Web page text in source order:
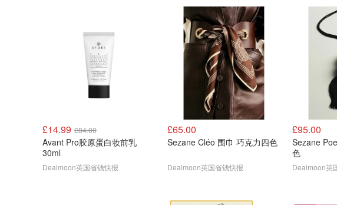
£14.99 £84.00
Avant Pro胶原蛋白妆前乳
30ml
Dealmoon英国省钱快报
£65.00
Sezane Cléo 围巾 巧克力四色
Dealmoon英国省钱快报
£95.00
Sezane
色
Dealmoon英